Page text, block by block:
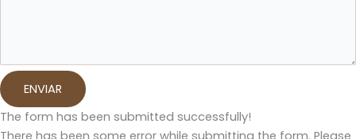
ENVIAR
The form has been submitted successfully!